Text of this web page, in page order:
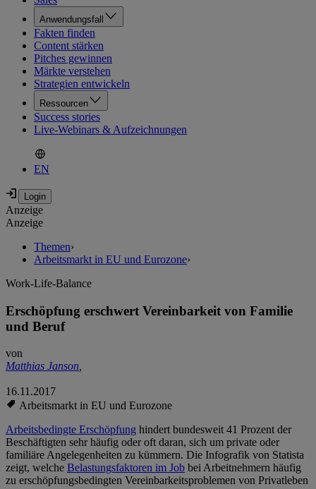
Anwendungsfall
Fakten finden
Content stärken
Pitches gewinnen
Märkte verstehen
Strategien entwickeln
Ressourcen
Success stories
Live-Webinars & Aufzeichnungen
EN
Anzeige
Anzeige
Themen›
Arbeitsmarkt in EU und Eurozone›
Work-Life-Balance
Erschöpfung erschwert Vereinbarkeit von Familie
und Beruf
von
Matthias Janson,
16.11.2017
Arbeitsmarkt in EU und Eurozone
Arbeitsbedingte Erschöpfung hindert bundesweit 41 Prozent der
Beschäftigten sehr häufig oder oft daran, sich um private oder
familiäre Angelegenheiten zu kümmern. Die Infografik von Statista
zeigt, welche Belastungsfaktoren im Job bei Arbeitnehmern häufig
zu erschöpfungsbedingten Vereinbarkeitsproblemen von Privatleben